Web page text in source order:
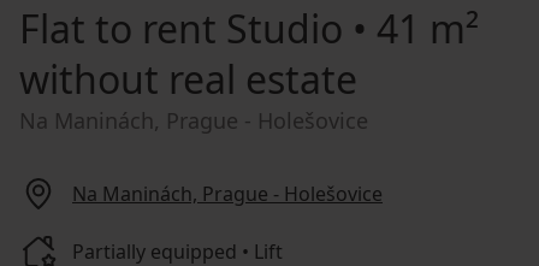
Flat to rent Studio • 41 m²
without real estate
Na Maninách, Prague - Holešovice
Na Maninách, Prague - Holešovice
Partially equipped • Lift